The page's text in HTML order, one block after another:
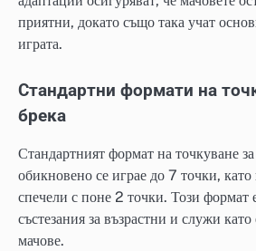
приятни, докато също така учат
играта.
Стандартни формати на
брека
Стандартният формат на точкуване
обикновено се играе до 7 точки, като
спечели с поне 2 точки. Този формат
състезания за възрастни и служи като
мачове.